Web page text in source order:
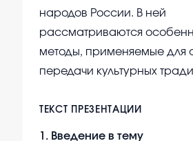
народов России. В ней
рассматриваются
методы, применяемые для
передачи культурных
ТЕКСТ ПРЕЗЕНТАЦИИ
1 . Введение в тему